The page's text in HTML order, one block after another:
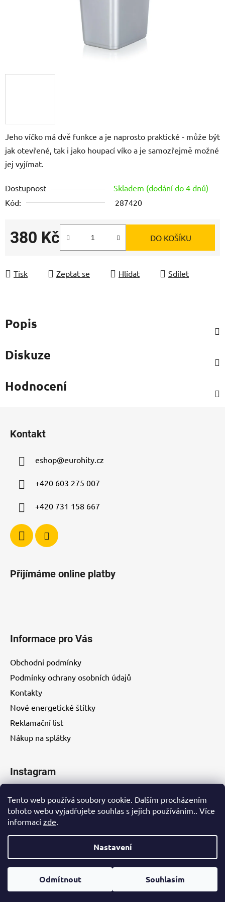
Tento web používá soubory cookie. Dalším procházením
tohoto webu vyjadřujete souhlas s jejich používáním.. Více
informací zde.
Nastavení
Odmítnout Souhlasím
Jeho víčko má dvě funkce a je naprosto praktické - může být
jak otevřené, tak i jako houpací víko a je samozřejmě možné
jej vyjímat.
Dostupnost
Skladem (dodání do 4 dnů)
Kód:
287420
380 Kč DO KOŠÍKU
Tisk Zeptat se Hlídat Sdílet
Popis
Diskuze
Hodnocení
Kontakt
eshop@eurohity.cz
+420 603 275 007
+420 731 158 667
Přijímáme online platby
Informace pro Vás
Obchodní podmínky
Podmínky ochrany osobních údajů
Kontakty
Nové energetické štítky
Reklamační list
Nákup na splátky
Instagram
Vytvořil Shoptet
Copyright 2026
. Všechna práva
vyhrazena.Upravit nastavení cookies